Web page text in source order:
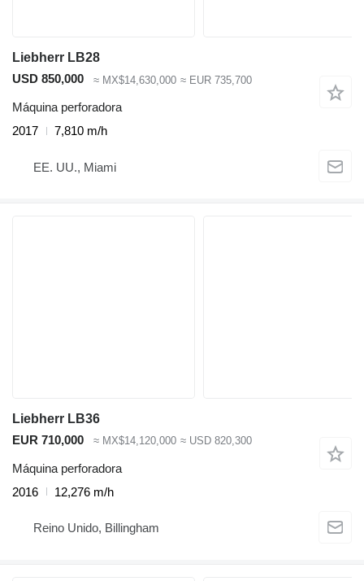
Liebherr LB28
USD 850,000
≈ MX$14,630,000 ≈ EUR 735,700
Máquina perforadora
2017
7,810 m/h
EE. UU., Miami
Liebherr LB36
EUR 710,000
≈ MX$14,120,000 ≈ USD 820,300
Máquina perforadora
2016
12,276 m/h
Reino Unido, Billingham